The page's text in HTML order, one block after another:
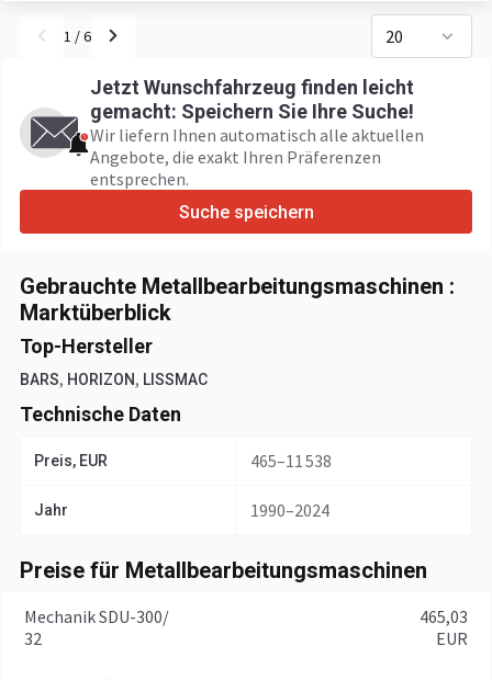
1 /6 20
Jetzt Wunschfahrzeug finden leicht
gemacht: Speichern Sie Ihre Suche!
Wir liefern Ihnen automatisch alle aktuellen
Angebote, die exakt Ihren Präferenzen
entsprechen.
Suche speichern
Gebrauchte Metallbearbeitungsmaschinen :
Marktüberblick
Top-Hersteller
BARS, HORIZON, LISSMAC
Technische Daten
Preis, EUR 465–11 538
Jahr 1990–2024
Preise für Metallbearbeitungsmaschinen
Mechanik SDU-300/
32
465,03
EUR